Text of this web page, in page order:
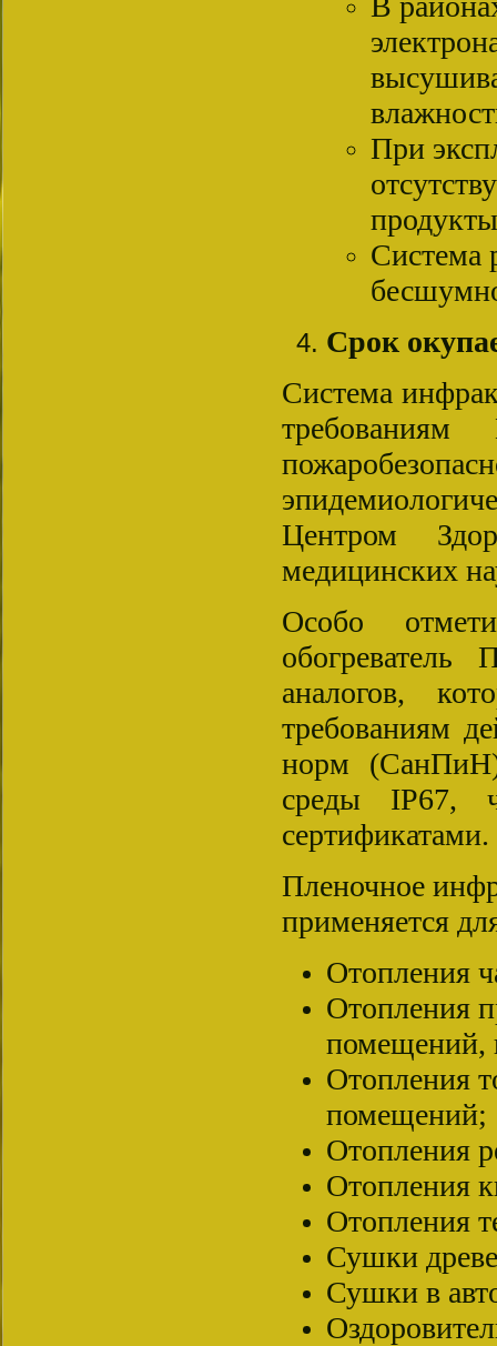
При
Система
Срок
Система
Центром
медицинских
Особо
аналогов,
требованиям
норм
среды IP67,
сертификатами.
Пленочное
применяется
Отопления
Отопления
помещений,
Отопления
помещений;
Отопления
Отопления
Отопления
Сушки
Сушки в